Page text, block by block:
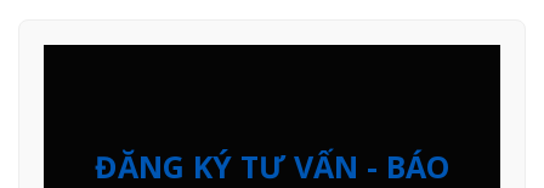
ĐĂNG KÝ TƯ VẤN - BÁO